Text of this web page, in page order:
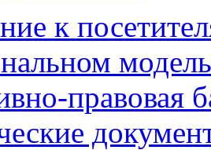
к
правовая